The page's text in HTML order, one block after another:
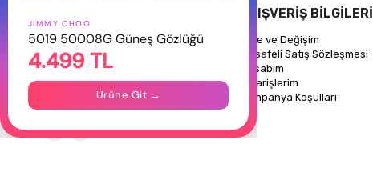
Hakkımızda
Gizlilik Politikası
İletişim
Mağazalarımız
Takipte Kal
ALIŞVERİŞ BİLGİLERİ
İade ve Değişim
Mesafeli Satış Sözleşmesi
Hesabım
Siparişlerim
Kampanya Koşulları
JIMMY CHOO
5019 50008G Güneş Gözlüğü
4.499 TL
Ürüne Git →